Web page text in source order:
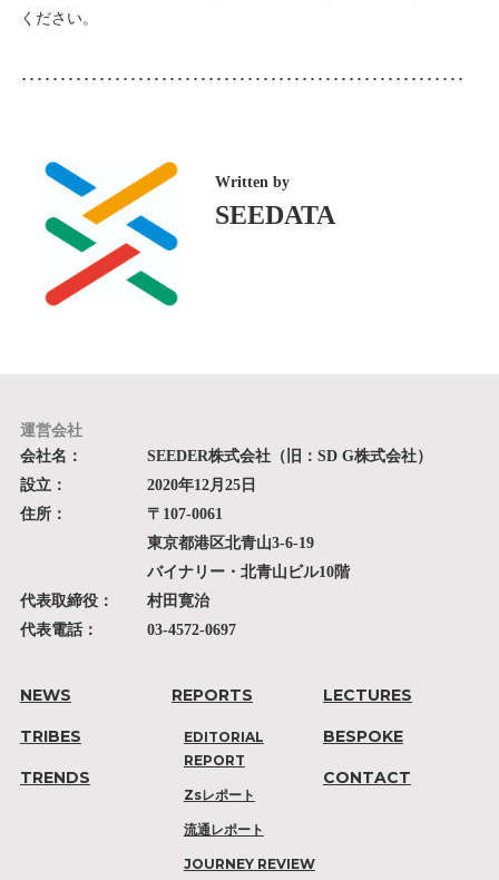
Written by
SEEDATA
ください。
･････････････････････････････････････････････････････････
運営会社
会社名：
SEEDER株式会社（旧：SD G株式会社）
設立：
2020年12月25日
住所：
〒107-0061
東京都港区北青山3-6-19
バイナリー・北青山ビル10階
代表取締役：
村田寛治
代表電話：
03-4572-0697
NEWS
TRIBES
TRENDS
REPORTS
EDITORIAL
REPORT
Zsレポート
流通レポート
JOURNEY REVIEW
LECTURES
BESPOKE
CONTACT